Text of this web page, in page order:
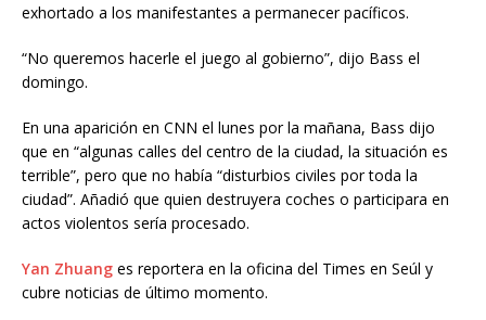
exhortado a los manifestantes a permanecer pacíficos.
“No queremos hacerle el juego al gobierno”, dijo Bass el
domingo.
En una aparición en CNN el lunes por la mañana, Bass dijo
que en “algunas calles del centro de la ciudad, la situación es
terrible”, pero que no había “disturbios civiles por toda la
ciudad”. Añadió que quien destruyera coches o participara en
actos violentos sería procesado.
Yan Zhuang es reportera en la oficina del Times en Seúl y
cubre noticias de último momento.